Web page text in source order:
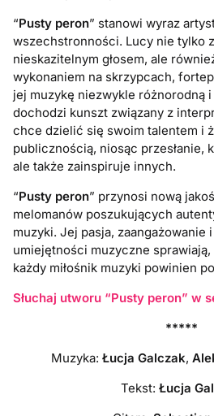
“Pusty peron” stanowi wyraz
wszechstronności. Lucy nie tylko
nieskazitelnym głosem, ale
wykonaniem na skrzypcach,
jej muzykę niezwykle różnorodną
dochodzi kunszt związany z
chce dzielić się swoim talentem i
publicznością, niosąc przesłanie,
ale także zainspiruje innych.
“Pusty peron” przynosi nową
melomanów poszukujących
muzyki. Jej pasja, zaangażowanie i
umiejętności muzyczne
każdy miłośnik muzyki powinien
Słuchaj utworu “Pusty peron” w
*****
Muzyka: Łucja Galczak,
Tekst: Łucja